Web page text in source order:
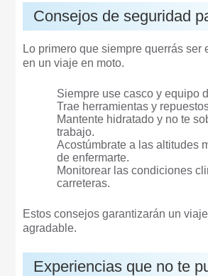
Consejos de seguridad
Lo primero que siempre querrás ser
en un viaje en moto.
Siempre use casco y equipo
Trae herramientas y
Mantente hidratado y no te
trabajo.
Acostúmbrate a las altitudes
de enfermarte.
Monitorear las condiciones
carreteras.
Estos consejos garantizarán un
agradable.
Experiencias que no te